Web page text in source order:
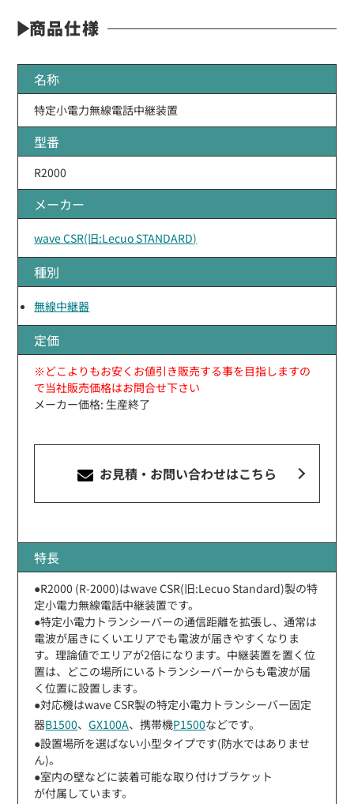
商品仕様
名称
特定小電力無線電話中継装置
型番
R2000
メーカー
wave CSR(旧:Lecuo STANDARD)
種別
無線中継器
定価
※どこよりもお安くお値引き販売する事を目指しますの
で当社販売価格はお問合せ下さい
メーカー価格: 生産終了
お見積・お問い合わせはこちら
特長
●R2000 (R-2000)はwave CSR(旧:Lecuo Standard)製の特
定小電力無線電話中継装置です。
●特定小電力トランシーバーの通信距離を拡張し、通常は
電波が届きにくいエリアでも電波が届きやすくなりま
す。理論値でエリアが2倍になります。中継装置を置く位
置は、どこの場所にいるトランシーバーからも電波が届
く位置に設置します。
●対応機はwave CSR製の特定小電力トランシーバー固定
器B1500、GX100A、携帯機P1500などです。
●設置場所を選ばない小型タイプです(防水ではありませ
ん)。
●室内の壁などに装着可能な取り付けブラケット
が付属しています。